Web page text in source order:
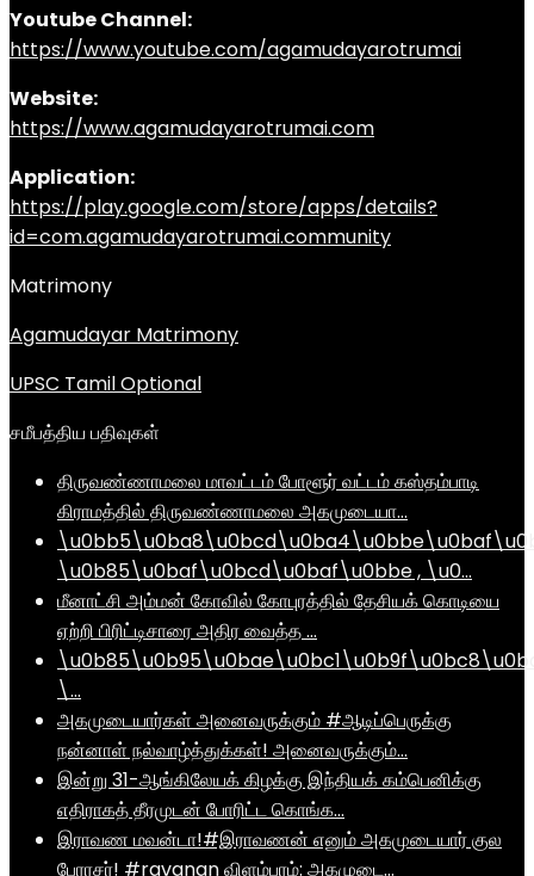
Youtube Channel:
https://www.youtube.com/agamudayarotrumai
Website:
https://www.agamudayarotrumai.com
Application:
https://play.google.com/store/apps/details?
id=com.agamudayarotrumai.community
Matrimony
Agamudayar Matrimony
UPSC Tamil Optional
சமீபத்திய பதிவுகள்
திருவண்ணாமலை மாவட்டம் போளூர் வட்டம் கஸ்தம்பாடி
கிராமத்தில் திருவண்ணாமலை அகமுடையா…
\u0b85\u0baf\u0bcd\u0baf\u0bbe , \u0…
மீனாட்சி அம்மன் கோவில் கோபுரத்தில் தேசியக் கொடியை
ஏற்றி பிரிட்டிசாரை அதிர வைத்த …
\…
அகமுடையார்கள் அனைவருக்கும் #ஆடிப்பெருக்கு
நன்னாள் நல்வாழ்த்துக்கள்! அனைவருக்கும்…
இன்று 31-ஆங்கிலேயக் கிழக்கு இந்தியக் கம்பெனிக்கு
எதிராகத் தீரமுடன் போரிட்ட கொங்க…
இராவண மவன்டா!#இராவணன் எனும் அகமுடையார் குல
பேரரசர்! #ravanan விளம்பரம்: அகமுடை…